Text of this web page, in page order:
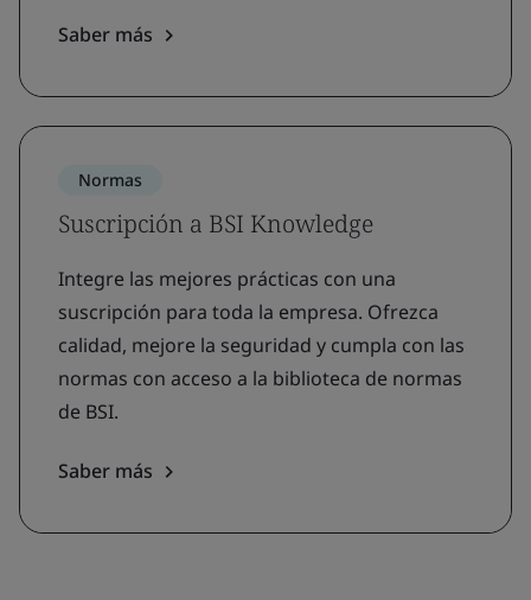
Saber más
Normas
Suscripción a BSI Knowledge
Integre las mejores prácticas con una
suscripción para toda la empresa. Ofrezca
calidad, mejore la seguridad y cumpla con las
normas con acceso a la biblioteca de normas
de BSI.
Saber más